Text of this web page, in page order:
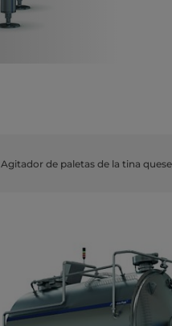
Agitador de paletas de la tina